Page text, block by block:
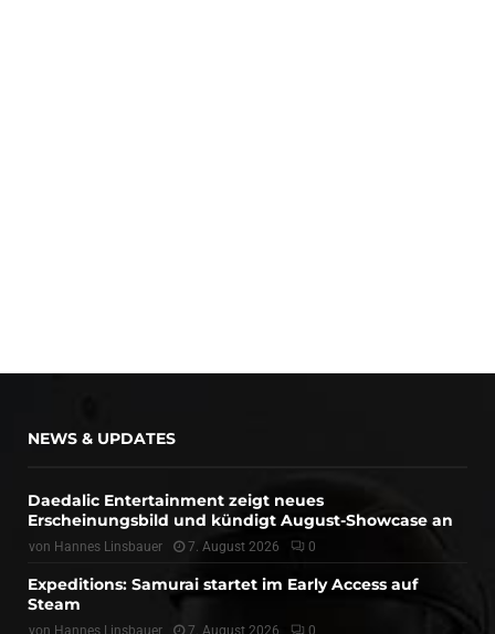
NEWS & UPDATES
Daedalic Entertainment zeigt neues
Erscheinungsbild und kündigt August-Showcase an
von Hannes Linsbauer 7. August 2026 0
Expeditions: Samurai startet im Early Access auf
Steam
von Hannes Linsbauer 7. August 2026 0